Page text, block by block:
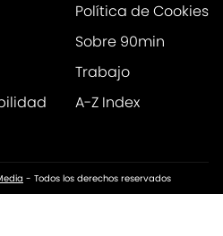
Política de Cookies
Sobre 90min
Trabajo
A-Z Index
- Todos los derechos reservados